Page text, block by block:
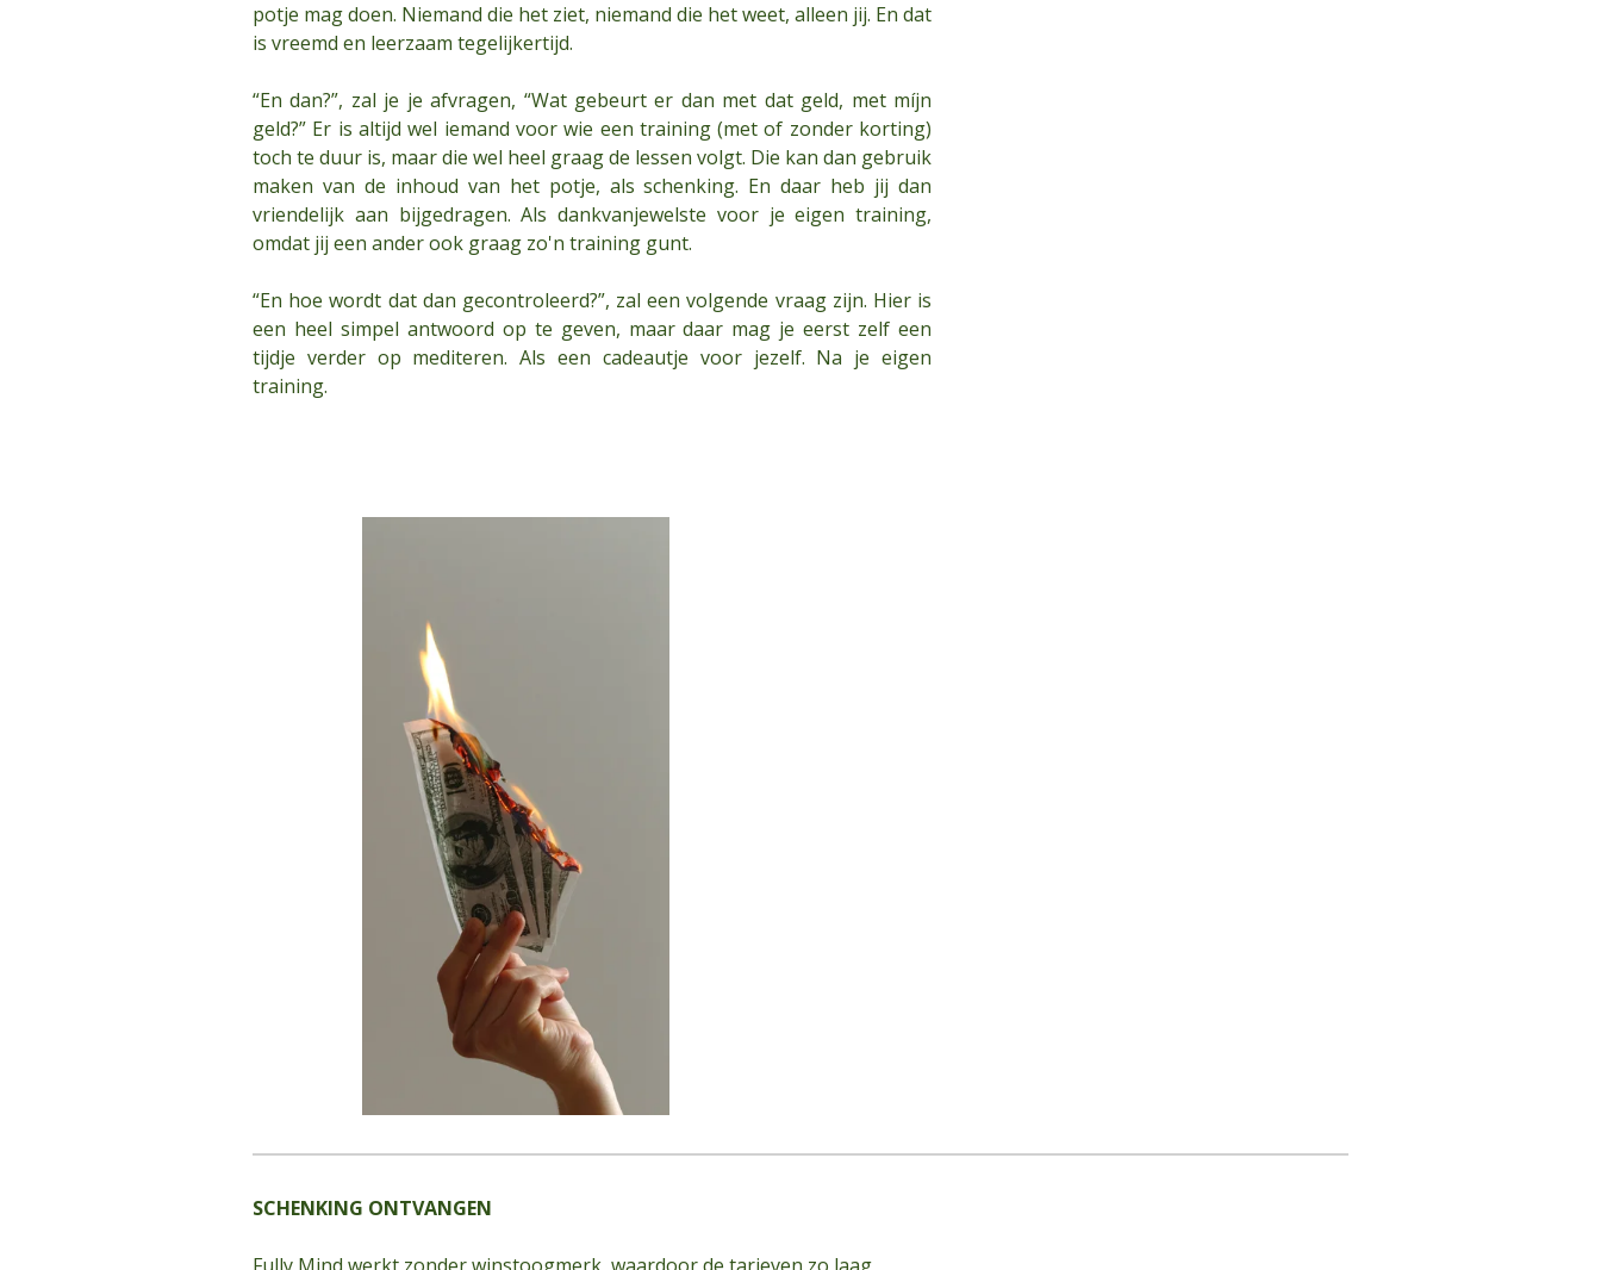
potje mag doen. Niemand die het ziet, niemand die het weet, alleen jij. En dat
is vreemd en leerzaam tegelijkertijd.
“En dan?”, zal je je afvragen, “Wat gebeurt er dan met dat geld, met míjn
geld?” Er is altijd wel iemand voor wie een training (met of zonder korting)
toch te duur is, maar die wel heel graag de lessen volgt. Die kan dan gebruik
maken van de inhoud van het potje, als schenking. En daar heb jij dan
vriendelijk aan bijgedragen. Als dankvanjewelste voor je eigen training,
omdat jij een ander ook graag zo'n training gunt.
“En hoe wordt dat dan gecontroleerd?”, zal een volgende vraag zijn. Hier is
een heel simpel antwoord op te geven, maar daar mag je eerst zelf een
tijdje verder op mediteren. Als een cadeautje voor jezelf. Na je eigen
training.
SCHENKING ONTVANGEN